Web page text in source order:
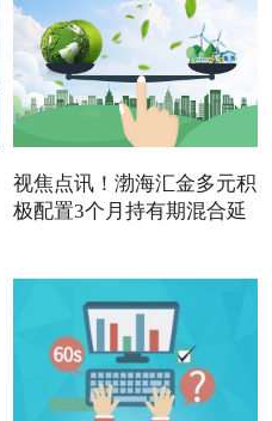
视焦点讯！渤海汇金多元积
极配置3个月持有期混合延